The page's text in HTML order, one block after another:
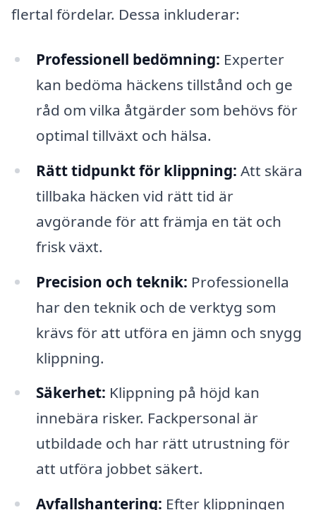
flertal fördelar. Dessa inkluderar:
Professionell bedömning: Experter
kan bedöma häckens tillstånd och ge
råd om vilka åtgärder som behövs för
optimal tillväxt och hälsa.
Rätt tidpunkt för klippning: Att skära
tillbaka häcken vid rätt tid är
avgörande för att främja en tät och
frisk växt.
Precision och teknik: Professionella
har den teknik och de verktyg som
krävs för att utföra en jämn och snygg
klippning.
Säkerhet: Klippning på höjd kan
innebära risker. Fackpersonal är
utbildade och har rätt utrustning för
att utföra jobbet säkert.
Avfallshantering: Efter klippningen